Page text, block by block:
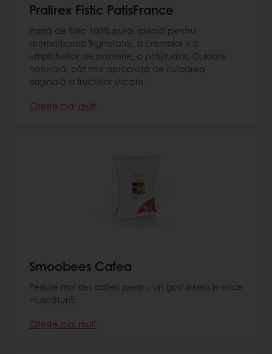
Pralirex Fistic PatisFrance
Pastă de fistic 100% pură. Ideală pentru
aromatizarea înghețatei, a cremelor și a
umpluturilor de patiserie, a prăjiturilor. Culoare
naturală, cât mai apropiată de culoarea
originală a fructelor uscate.
Citește mai mult
Smoobees Cafea
Perluţe moi din cafea pentru un gust intens în orice
muşcătură.
Citește mai mult